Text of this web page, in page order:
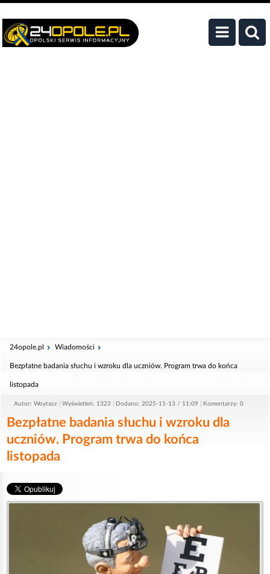
24opole.pl Wiadomości
Bezpłatne badania słuchu i wzroku dla uczniów. Program trwa do końca
listopada
Autor: Woytazz Wyświetleń: 1323 Dodano: 2025-11-13 / 11:09 Komentarzy: 0
Bezpłatne badania słuchu i wzroku dla
uczniów. Program trwa do końca
listopada